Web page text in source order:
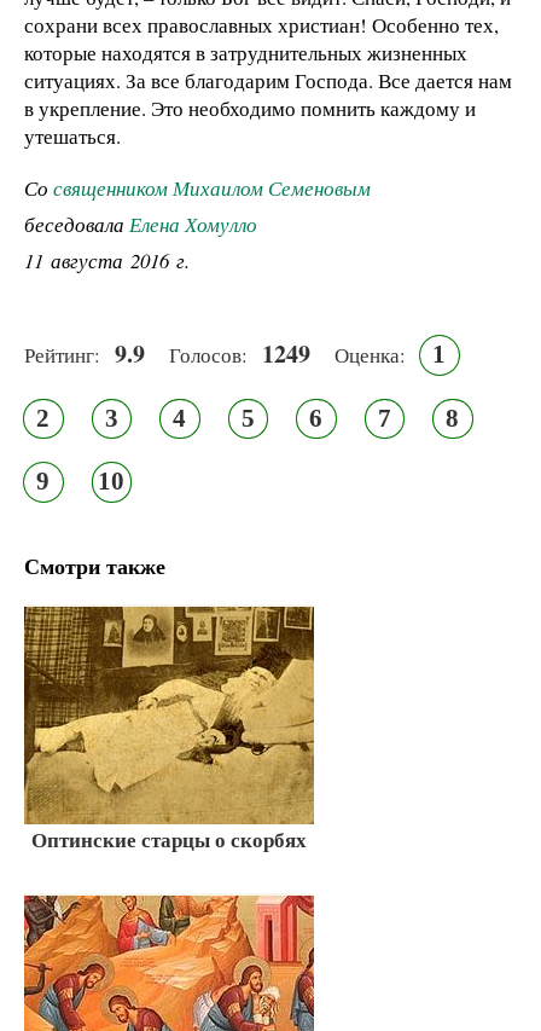
сохрани всех православных христиан! Особенно тех,
которые находятся в затруднительных жизненных
ситуациях. За все благодарим Господа. Все дается нам
в укрепление. Это необходимо помнить каждому и
утешаться.
Со священником Михаилом Семеновым
беседовала Елена Хомулло
11 августа 2016 г.
Рейтинг: 9.9 Голосов: 1249 Оценка: 1
2 3 4 5 6 7 8
9 10
Смотри также
Оптинские старцы о скорбях